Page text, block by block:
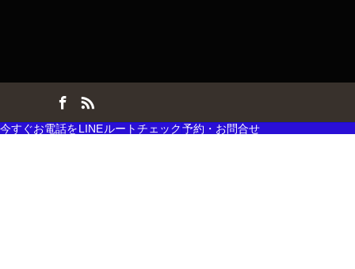
今すぐお電話をLINEルートチェック予約・お問合せ